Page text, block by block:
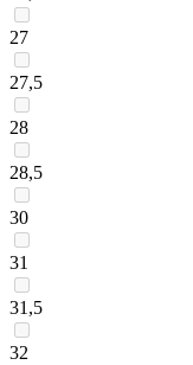
27
27,5
28
28,5
30
31
31,5
32